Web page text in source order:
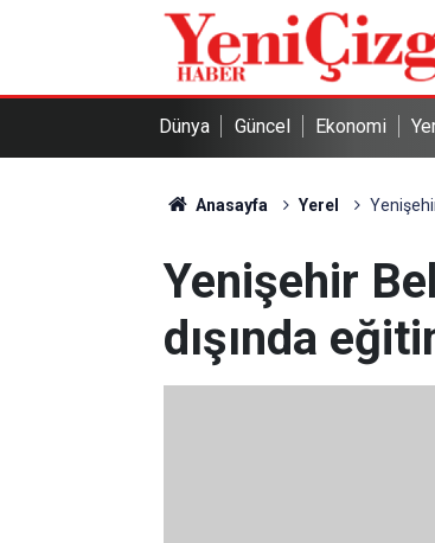
Dünya Güncel Ekonomi
Anasayfa Yerel
Yenişehir
dışında